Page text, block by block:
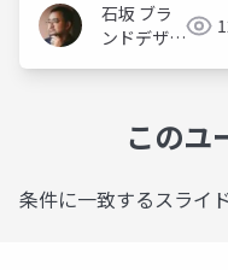
石坂 ブラ
ンドデザイ
このユ
条件に一致するスライ